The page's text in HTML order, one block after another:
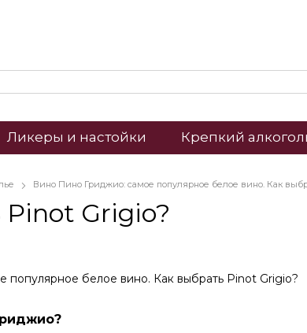
Ликеры и настойки Крепкий
Вино Пино Гриджио: самое популярное белое вино. Как
Pinot Grigio?